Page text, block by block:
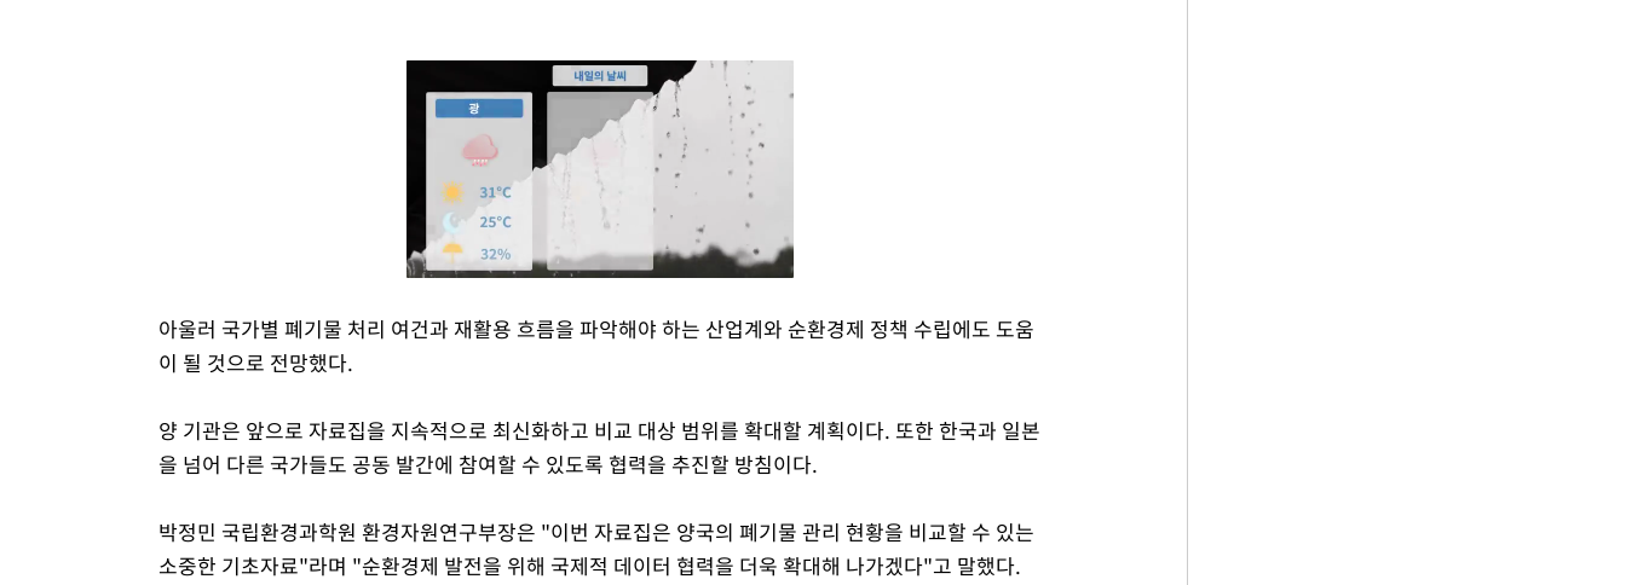
아울러 국가별 폐기물 처리 여건과 재활용 흐름을 파악해야 하는 산업계와 순환경제 정책 수립에도 도움
이 될 것으로 전망했다.
양 기관은 앞으로 자료집을 지속적으로 최신화하고 비교 대상 범위를 확대할 계획이다. 또한 한국과 일본
을 넘어 다른 국가들도 공동 발간에 참여할 수 있도록 협력을 추진할 방침이다.
박정민 국립환경과학원 환경자원연구부장은 "이번 자료집은 양국의 폐기물 관리 현황을 비교할 수 있는
소중한 기초자료"라며 "순환경제 발전을 위해 국제적 데이터 협력을 더욱 확대해 나가겠다"고 말했다.